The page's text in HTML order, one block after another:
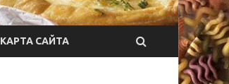
КАРТА САЙТА